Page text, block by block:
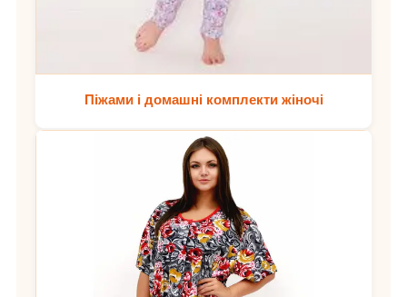
Піжами і домашні комплекти жіночі